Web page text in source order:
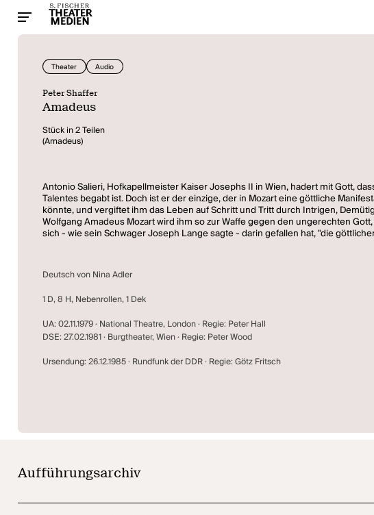
Theater Audio
Peter Shaffer
Amadeus
Stück in 2 Teilen
(Amadeus)
Antonio Salieri, Hofkapellmeister Kaiser Josephs II in Wien, hadert mit Gott,
Talentes begabt ist. Doch ist er der einzige, der in Mozart eine göttliche
könnte, und vergiftet ihm das Leben auf Schritt und Tritt durch Intrigen,
Wolfgang Amadeus Mozart wird ihm so zur Waffe gegen den ungerechten
sich - wie sein Schwager Joseph Lange sagte - darin gefallen hat, "die
Deutsch von Nina Adler
1 D, 8 H, Nebenrollen, 1 Dek
UA: 02.11.1979 · National Theatre, London · Regie: Peter Hall
DSE: 27.02.1981 · Burgtheater, Wien · Regie: Peter Wood
Ursendung: 26.12.1985 · Rundfunk der DDR · Regie: Götz Fritsch
Aufführungsarchiv